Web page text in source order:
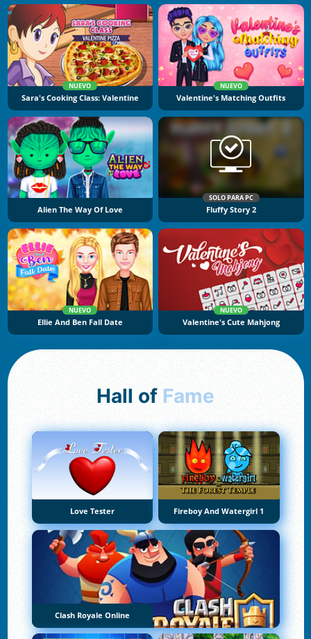
NUEVO
Sara's Cooking Class: Valentine
NUEVO
Valentine's Matching Outfits
Alien The Way Of Love
SOLO PARA PC
Fluffy Story 2
NUEVO
Ellie And Ben Fall Date
NUEVO
Valentine's Cute Mahjong
Hall of Fame
Love Tester Fireboy And Watergirl 1
Clash Royale Online